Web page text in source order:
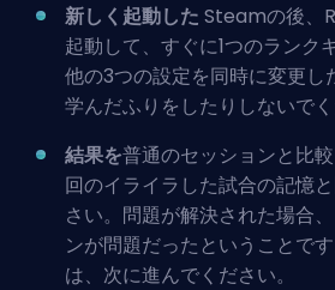
新しく起動した Steamの後、
起動して、すぐに1つのランク
他の3つの設定を同時に変更し
学んだふりをしたりしないでく
結果を普通のセッションと比
回のイライラした試合の記憶
さい。問題が解決された場合
ンが問題だったということで
は、次に進んでください。